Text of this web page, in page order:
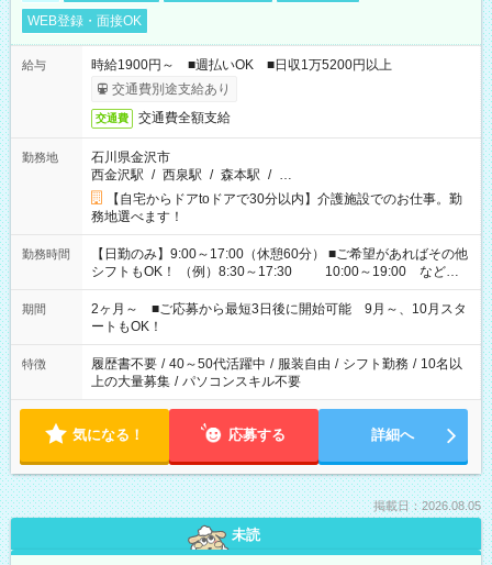
WEB登録・面接OK
給与
時給1900円～ ■週払いOK ■日収1万5200円以上
交通費別途支給あり
交通費 交通費全額支給
勤務地
石川県金沢市
西金沢駅 / 西泉駅 / 森本駅 / …
【自宅からドアtoドアで30分以内】介護施設でのお仕事。勤
務地選べます！
勤務時間
【日勤のみ】9:00～17:00（休憩60分） ■ご希望があればその他
シフトもOK！ （例）8:30～17:30 10:00～19:00 など
「家族とお休みを合わせたい」 「できれば残業はしたくない」
など、あなたのご希望に沿ったお仕事をご紹介します！ ※Wワ
ーク希望の方へ 今ご覧のお仕事で希望する勤務時間と、もう1つ
のお仕事の勤務時間。 合計で週40時間を超える場合は応募でき
ません
期間
2ヶ月～ ■ご応募から最短3日後に開始可能 9月～、10月スタ
ートもOK！
特徴 履歴書不要 / 40～50代活躍中 / 服装自由 / シフト勤務 / 10名以
上の大量募集 / パソコンスキル不要
気になる！ 応募する 詳細へ
掲載日：2026.08.05
未読